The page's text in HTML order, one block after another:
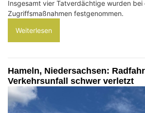
Insgesamt vier Tatverdächtige wurden bei
Zugriffsmaßnahmen festgenommen.
Weiterlesen
Hameln, Niedersachsen:
Verkehrsunfall schwer verletzt